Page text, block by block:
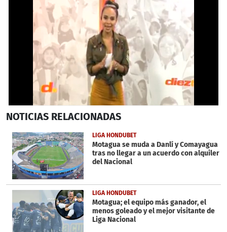
seconds
42
seconds
NOTICIAS RELACIONADAS
LIGA HONDUBET
Motagua se muda a Danlí y Comayagua
tras no llegar a un acuerdo con alquiler
del Nacional
LIGA HONDUBET
Motagua; el equipo más ganador, el
menos goleado y el mejor visitante de
Liga Nacional